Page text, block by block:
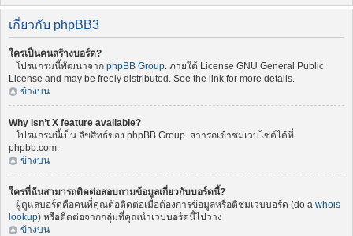
เกี่ยวกับ phpBB3
ใครเป็นคนสร้างบอร์ด?
โปรแกรมนี้พัฒนาจาก phpBB Group. ภายใต้ License GNU General Public
License and may be freely distributed. See the link for more details.
ข้างบน
Why isn’t X feature available?
โปรแกรมนี้เป็น ลิขสิทธ์ของ phpBB Group. สาารถเข้าชมเวบไซต์ได้ที่
phpbb.com.
ข้างบน
ใครที่ฉันสามารถติดต่อสอบถามข้อมูลเกี่ยวกับบอร์ดนี้?
ผู้ดูแลบอร์ดคือคนที่คุณต้อติดต่อเมื่อต้องการข้อมูลหรือติชมเวบบอร์ด (do a whois
lookup) หรือติดต่อจากกลุ่มที่คุณนำเวบบอร์ดนี้ไปวาง
ข้างบน